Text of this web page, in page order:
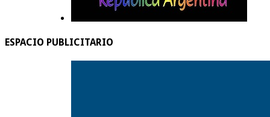
ESPACIO PUBLICITARIO